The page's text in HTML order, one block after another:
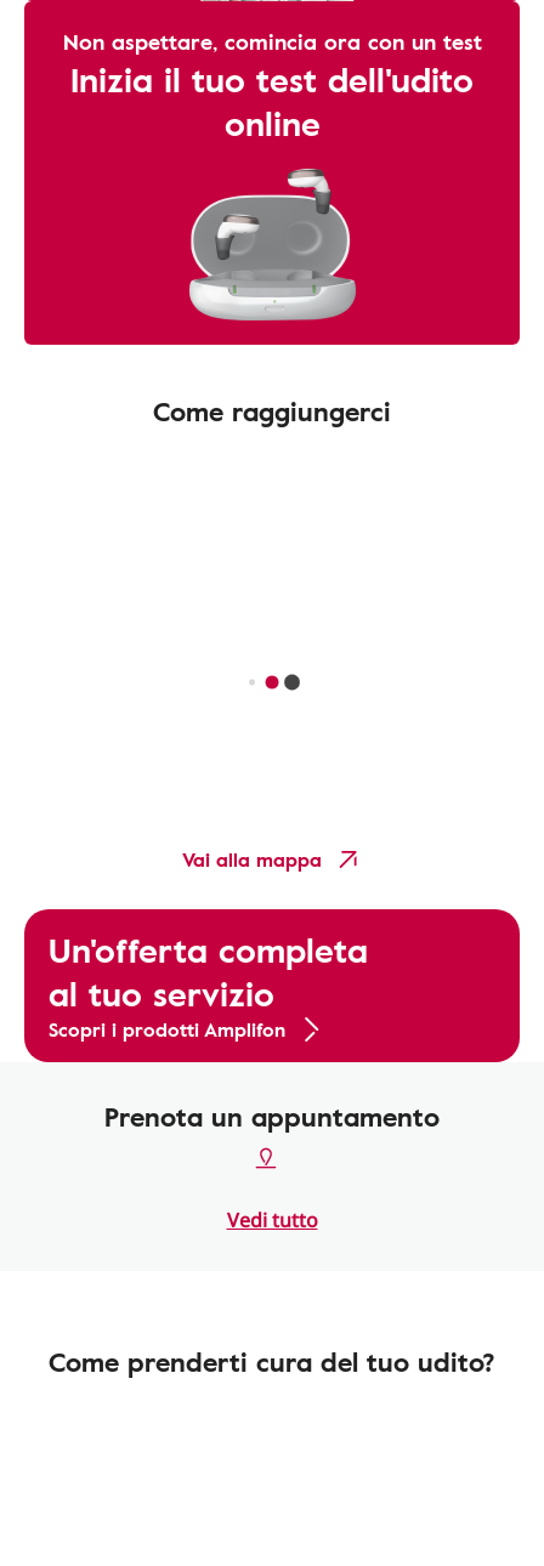
Non aspettare, comincia ora con un test
Inizia il tuo test dell'udito
online
Come raggiungerci
Vai alla mappa
Un'offerta completa
al tuo servizio
Scopri i prodotti Amplifon
Prenota un appuntamento
Vedi tutto
Come prenderti cura del tuo udito?